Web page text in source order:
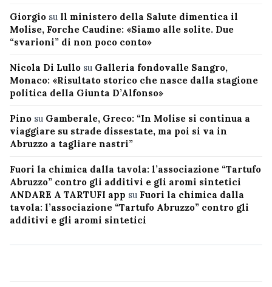
Giorgio su Il ministero della Salute dimentica il
Molise, Forche Caudine: «Siamo alle solite. Due
“svarioni” di non poco conto»
Nicola Di Lullo su Galleria fondovalle Sangro,
Monaco: «Risultato storico che nasce dalla stagione
politica della Giunta D’Alfonso»
Pino su Gamberale, Greco: “In Molise si continua a
viaggiare su strade dissestate, ma poi si va in
Abruzzo a tagliare nastri”
Fuori la chimica dalla tavola: l’associazione “Tartufo
Abruzzo” contro gli additivi e gli aromi sintetici
ANDARE A TARTUFI app su Fuori la chimica dalla
tavola: l’associazione “Tartufo Abruzzo” contro gli
additivi e gli aromi sintetici